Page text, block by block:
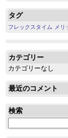
タグ
フレックスタイム メリ
カテゴリー
カテゴリーなし
最近のコメント
検索